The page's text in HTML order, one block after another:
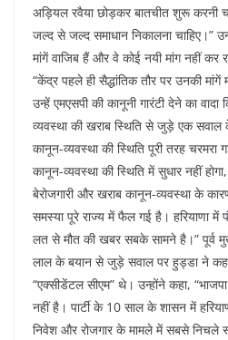
अड़ियल रवैया छोड़कर बातचीत शुरू करनी
जल्द से जल्द समाधान निकालना चाहिए।”
मांगें वाजिब हैं और वे कोई नयी मांग नहीं कर
“केंद्र पहले ही सैद्धांतिक तौर पर उनकी
उन्हें एमएसपी की कानूनी गारंटी देने का वादा
व्यवस्था की खराब स्थिति से जुड़े एक
कानून-व्यवस्था की स्थिति पूरी तरह
कानून-व्यवस्था की स्थिति में सुधार नहीं
बेरोजगारी और खराब कानून-व्यवस्था के
समस्या पूरे राज्य में फैल गई है। हरियाणा में
लत से मौत की खबर सबके सामने है।” पूर्व
लाल के बयान से जुड़े सवाल पर हुड्डा ने
“एक्सीडेंटल सीएम” थे। उन्होंने कहा,
नहीं है। पार्टी के 10 साल के शासन में
निवेश और रोजगार के मामले में सबसे निचले